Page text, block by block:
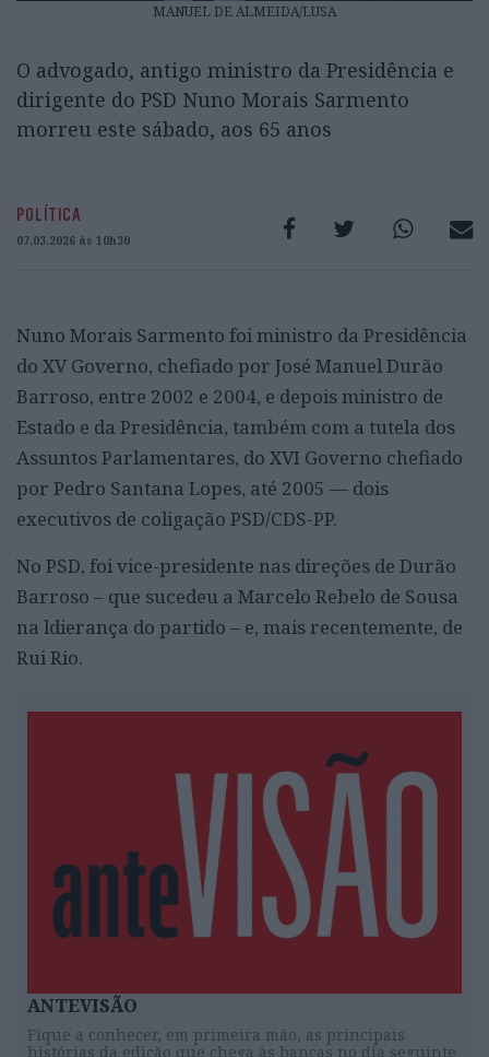
MANUEL DE ALMEIDA/LUSA
O advogado, antigo ministro da Presidência e
dirigente do PSD Nuno Morais Sarmento
morreu este sábado, aos 65 anos
POLÍTICA
07.03.2026 às 10h30
Nuno Morais Sarmento foi ministro da Presidência
do XV Governo, chefiado por José Manuel Durão
Barroso, entre 2002 e 2004, e depois ministro de
Estado e da Presidência, também com a tutela dos
Assuntos Parlamentares, do XVI Governo chefiado
por Pedro Santana Lopes, até 2005 — dois
executivos de coligação PSD/CDS-PP.
No PSD, foi vice-presidente nas direções de Durão
Barroso – que sucedeu a Marcelo Rebelo de Sousa
na ldierança do partido – e, mais recentemente, de
Rui Rio.
ANTEVISÃO
Fique a conhecer, em primeira mão, as principais
histórias da edição que chega às bancas no dia seguinte